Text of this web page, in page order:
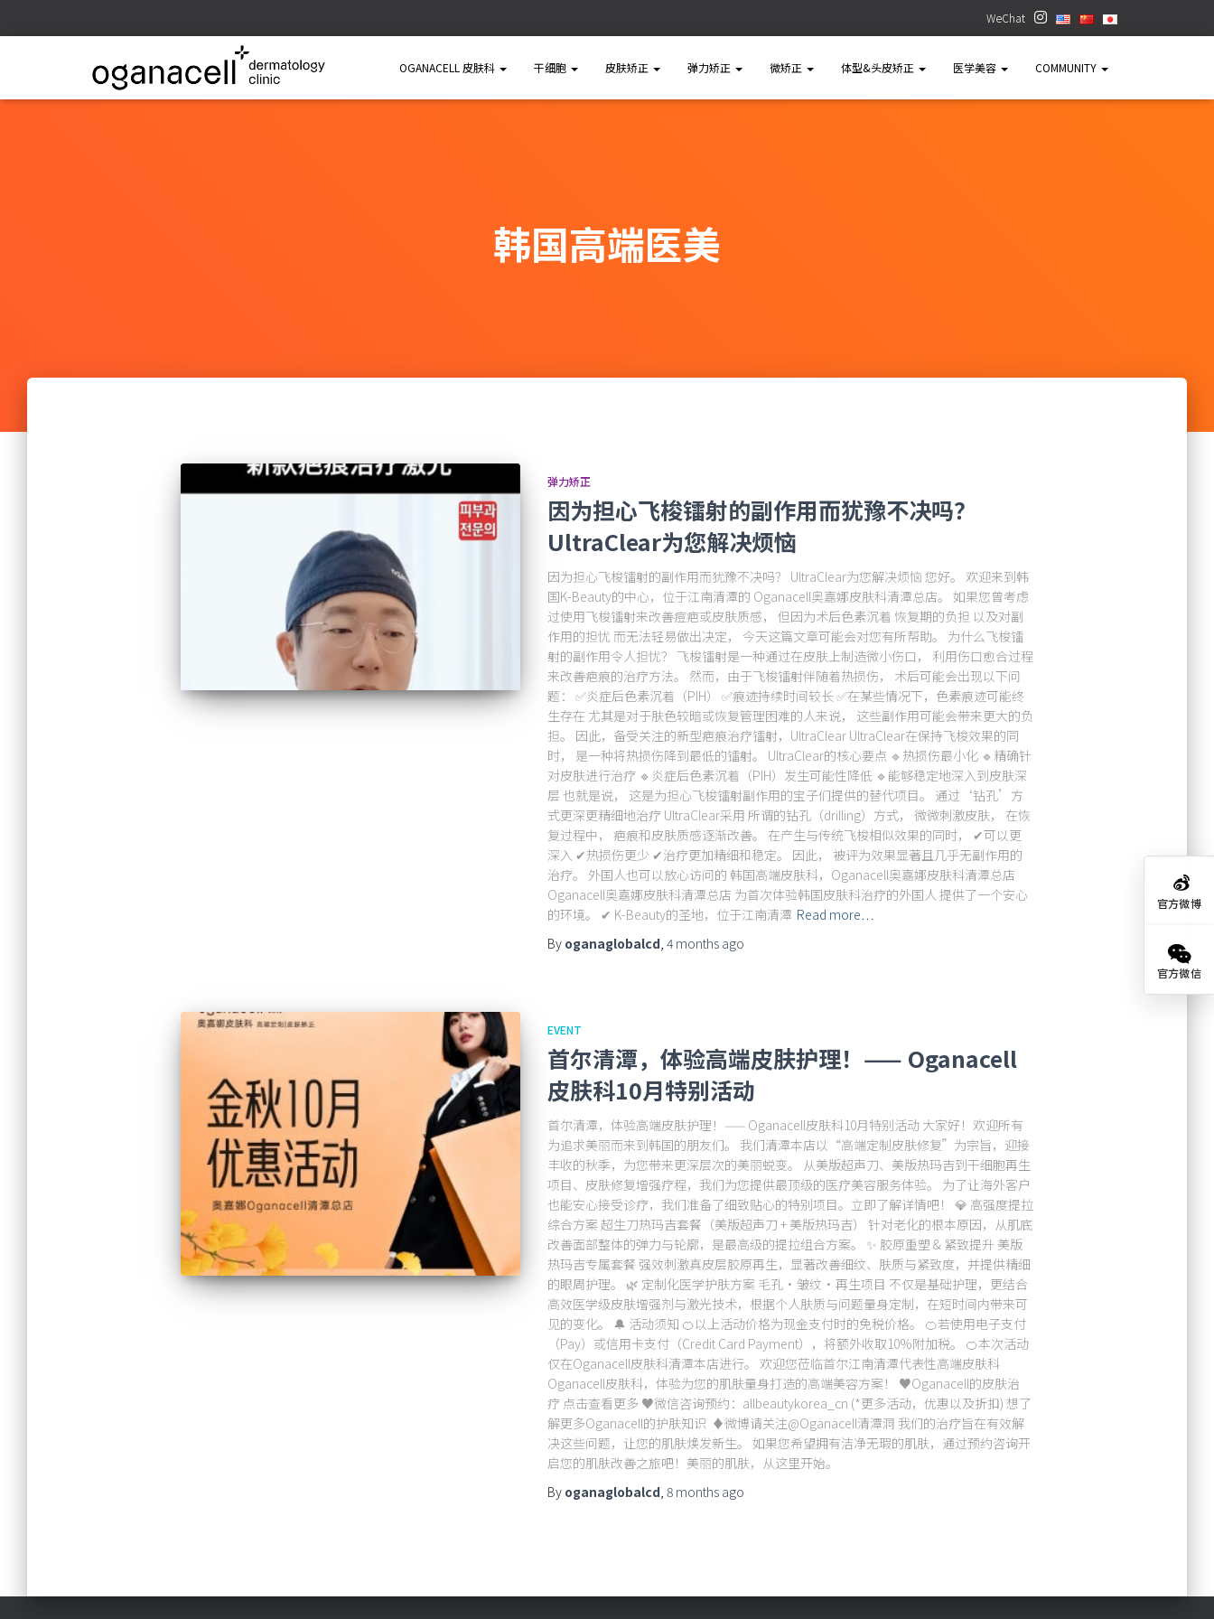
WeChat
OGANACELL 皮肤科 干细胞 皮肤矫正 弹力矫正 微矫正 体型&头皮矫正 医学美容 COMMUNITY
韩国高端医美
弹力矫正
因为担心飞梭镭射的副作用而犹豫不决吗？
UltraClear为您解决烦恼
因为担心飞梭镭射的副作用而犹豫不决吗？ UltraClear为您解决烦恼 您好。 欢迎来到韩
国K-Beauty的中心，位于江南清潭的 Oganacell奥嘉娜皮肤科清潭总店。 如果您曾考虑
过使用飞梭镭射来改善痘疤或皮肤质感， 但因为术后色素沉着 恢复期的负担 以及对副
作用的担忧 而无法轻易做出决定， 今天这篇文章可能会对您有所帮助。 为什么飞梭镭
射的副作用令人担忧？ 飞梭镭射是一种通过在皮肤上制造微小伤口， 利用伤口愈合过程
来改善疤痕的治疗方法。 然而，由于飞梭镭射伴随着热损伤， 术后可能会出现以下问
题： ✅炎症后色素沉着（PIH） ✅痕迹持续时间较长 ✅在某些情况下，色素痕迹可能终
生存在 尤其是对于肤色较暗或恢复管理困难的人来说， 这些副作用可能会带来更大的负
担。 因此，备受关注的新型疤痕治疗镭射，UltraClear UltraClear在保持飞梭效果的同
时， 是一种将热损伤降到最低的镭射。 UltraClear的核心要点 🔹热损伤最小化 🔹精确针
对皮肤进行治疗 🔹炎症后色素沉着（PIH）发生可能性降低 🔹能够稳定地深入到皮肤深
层 也就是说， 这是为担心飞梭镭射副作用的宝子们提供的替代项目。 通过‘钻孔’方
式更深更精细地治疗 UltraClear采用 所谓的钻孔（drilling）方式， 微微刺激皮肤， 在恢
复过程中， 疤痕和皮肤质感逐渐改善。 在产生与传统飞梭相似效果的同时， ✔可以更
深入 ✔热损伤更少 ✔治疗更加精细和稳定。 因此， 被评为效果显著且几乎无副作用的
治疗。 外国人也可以放心访问的 韩国高端皮肤科，Oganacell奥嘉娜皮肤科清潭总店
Oganacell奥嘉娜皮肤科清潭总店 为首次体验韩国皮肤科治疗的外国人 提供了一个安心
的环境。 ✔ K-Beauty的圣地，位于江南清潭 Read more…
By oganaglobalcd, 4 monthsago
EVENT
首尔清潭，体验高端皮肤护理！—— Oganacell
皮肤科10月特别活动
首尔清潭，体验高端皮肤护理！—— Oganacell皮肤科10月特别活动 大家好！欢迎所有
为追求美丽而来到韩国的朋友们。 我们清潭本店以“高端定制皮肤修复”为宗旨，迎接
丰收的秋季，为您带来更深层次的美丽蜕变。 从美版超声刀、美版热玛吉到干细胞再生
项目、皮肤修复增强疗程，我们为您提供最顶级的医疗美容服务体验。 为了让海外客户
也能安心接受诊疗，我们准备了细致贴心的特别项目。立即了解详情吧！ 💎 高强度提拉
综合方案 超生刀热玛吉套餐（美版超声刀 + 美版热玛吉） 针对老化的根本原因，从肌底
改善面部整体的弹力与轮廓，是最高级的提拉组合方案。 ✨ 胶原重塑 & 紧致提升 美版
热玛吉专属套餐 强效刺激真皮层胶原再生，显著改善细纹、肤质与紧致度，并提供精细
的眼周护理。 🌿 定制化医学护肤方案 毛孔·皱纹·再生项目 不仅是基础护理，更结合
高效医学级皮肤增强剂与激光技术，根据个人肤质与问题量身定制，在短时间内带来可
见的变化。 🔔 活动须知 🍊以上活动价格为现金支付时的免税价格。 🍊若使用电子支付
（Pay）或信用卡支付（Credit Card Payment），将额外收取10%附加税。 🍊本次活动
仅在Oganacell皮肤科清潭本店进行。 欢迎您莅临首尔江南清潭代表性高端皮肤科
Oganacell皮肤科，体验为您的肌肤量身打造的高端美容方案！ ♥Oganacell的皮肤治
疗 点击查看更多 ♥微信咨询预约：allbeautykorea_cn (*更多活动，优惠以及折扣) 想了
解更多Oganacell的护肤知识 ♦微博请关注@Oganacell清潭洞 我们的治疗旨在有效解
决这些问题，让您的肌肤焕发新生。 如果您希望拥有洁净无瑕的肌肤，通过预约咨询开
启您的肌肤改善之旅吧！美丽的肌肤，从这里开始。
By oganaglobalcd, 8 monthsago
官方微博
官方微信